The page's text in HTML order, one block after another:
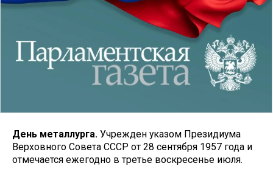
День металлурга. Учрежден указом Президиума
Верховно­го Совета СССР от 28 сентября 1957 года и
отмечается ежегодно в третье воскресенье июля.